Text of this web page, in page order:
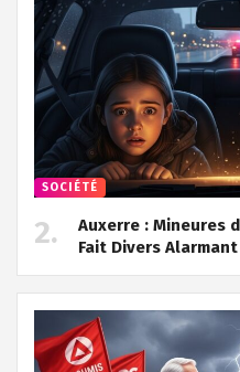
SOCIÉTÉ
Auxerre : Mineures
Fait Divers Alarmant